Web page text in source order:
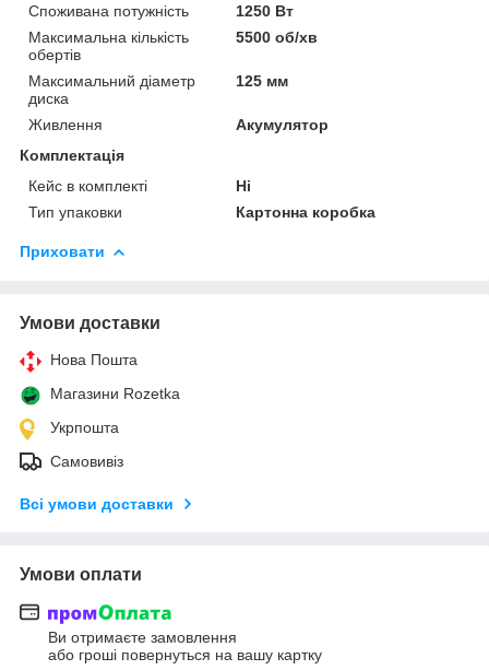
Споживана потужність
1250 Вт
Максимальна кількість
обертів
5500 об/хв
Максимальний діаметр
диска
125 мм
Живлення
Акумулятор
Комплектація
Кейс в комплекті
Ні
Тип упаковки
Картонна коробка
Приховати
Умови доставки
Нова Пошта
Магазини Rozetka
Укрпошта
Самовивіз
Всі умови доставки
Умови оплати
Ви отримаєте замовлення
або гроші повернуться на вашу картку